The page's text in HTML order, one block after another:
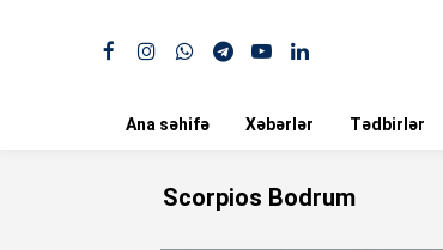
Ana səhifə Xəbərlər Tədbirlər
Scorpios Bodrum